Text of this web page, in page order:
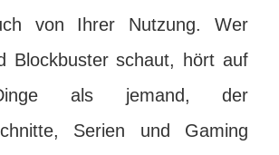
von Ihrer Nutzung. Wer
Blockbuster schaut, hört auf
als jemand, der
Serien und Gaming